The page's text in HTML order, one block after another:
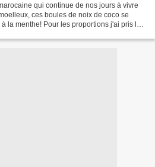
qui continue de nos jours à vivre
ces boules de noix de coco se
la menthe! Pour les proportions j'ai pris les